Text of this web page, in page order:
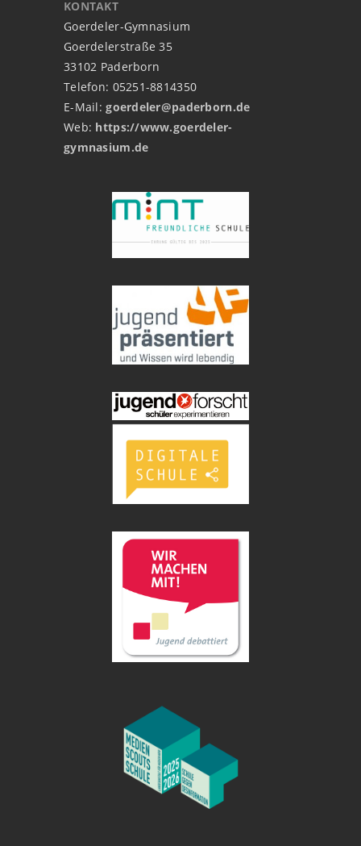
KONTAKT
Goerdeler-Gymnasium
Goerdelerstraße 35
33102 Paderborn
Telefon: 05251-8814350
E-Mail:goerdeler@paderborn.de
Web: https://www.goerdeler-
gymnasium.de